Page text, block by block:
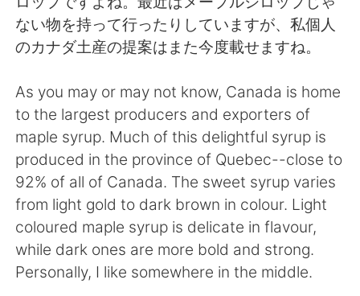
Türkçe Tiếng Việt
ない物を持って行ったりしていますが、私個人
のカナダ土産の提案はまた今度載せますね。
As you may or may not know, Canada is home
to the largest producers and exporters of
maple syrup. Much of this delightful syrup is
produced in the province of Quebec--close to
92% of all of Canada. The sweet syrup varies
from light gold to dark brown in colour. Light
coloured maple syrup is delicate in flavour,
while dark ones are more bold and strong.
Personally, I like somewhere in the middle.